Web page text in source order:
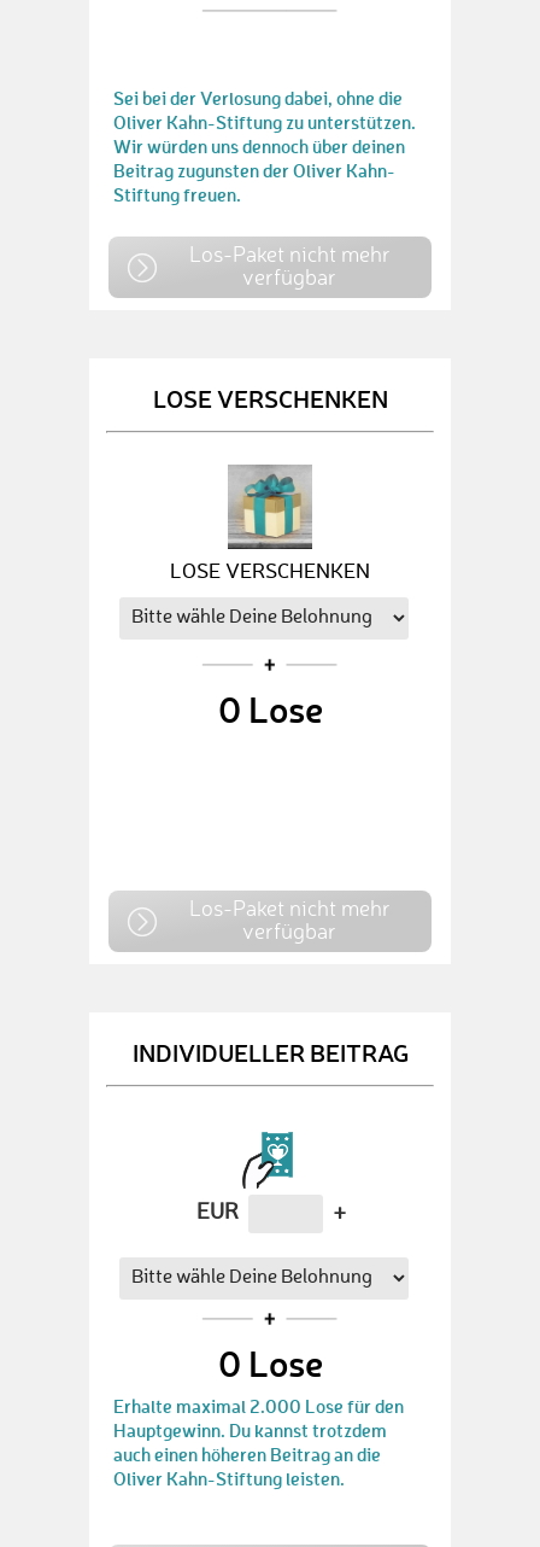
Sei bei der Verlosung dabei, ohne die
Oliver Kahn-Stiftung zu unterstützen.
Wir würden uns dennoch über deinen
Beitrag zugunsten der Oliver Kahn-
Stiftung freuen.
Los-Paket nicht mehr
verfügbar
LOSE VERSCHENKEN
LOSE VERSCHENKEN
0 Lose
Los-Paket nicht mehr
verfügbar
INDIVIDUELLER BEITRAG
EUR +
0 Lose
Erhalte maximal 2.000 Lose für den
Hauptgewinn. Du kannst trotzdem
auch einen höheren Beitrag an die
Oliver Kahn-Stiftung leisten.